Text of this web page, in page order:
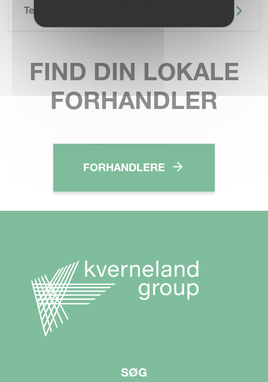
Teknisk Specifikation
FIND DIN LOKALE
FORHANDLER
FORHANDLERE
SØG